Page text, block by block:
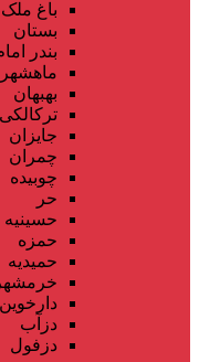
باغ ملک
بستان
بندر
ماهشهر
بهبهان
ترکالکی
جایزان
چمران
چوبیده
حر
حسینیه
حمزه
حمیدیه
خرمشهر
دارخوین
دزآب
دزفول